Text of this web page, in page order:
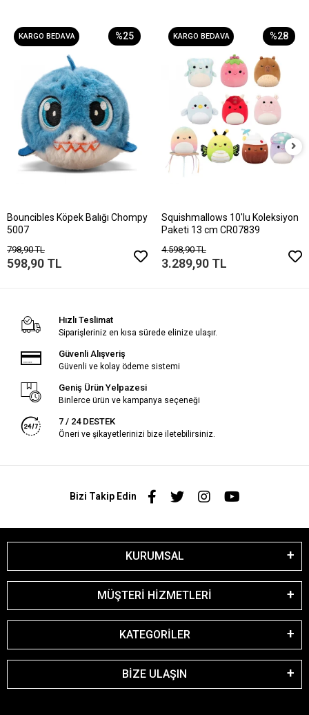
KARGO BEDAVA %25
Bouncibles Köpek Balığı Chompy
5007
798,90 TL
598,90 TL
KARGO BEDAVA %28
Squishmallows 10'lu Koleksiyon
Paketi 13 cm CR07839
4.598,90 TL
3.289,90 TL
Hızlı Teslimat
Siparişleriniz en kısa sürede elinize ulaşır.
Güvenli Alışveriş
Güvenli ve kolay ödeme sistemi
Geniş Ürün Yelpazesi
Binlerce ürün ve kampanya seçeneği
7 / 24 DESTEK
Öneri ve şikayetlerinizi bize iletebilirsiniz.
Bizi Takip Edin
KURUMSAL
MÜŞTERİ HİZMETLERİ
KATEGORİLER
BİZE ULAŞIN